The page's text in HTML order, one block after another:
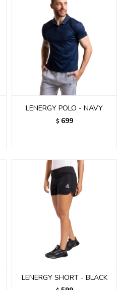
LENERGY POLO - NAVY
$ 699
LENERGY SHORT - BLACK